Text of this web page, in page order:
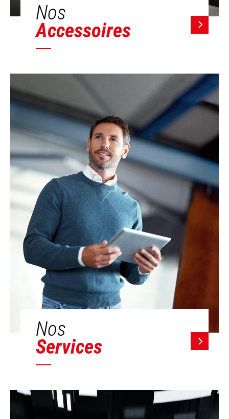
Nos
Accessoires
Nos
Services